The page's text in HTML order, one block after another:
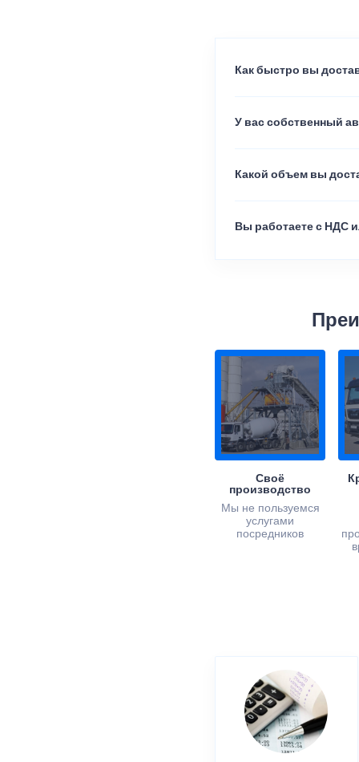
Как быстро вы
У вас собственный
Какой объем вы
Вы работаете с НДС
Своё
производство
Мы не пользуемся
услугами
посредников